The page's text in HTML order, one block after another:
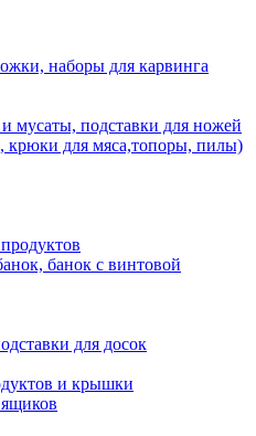
наборы для карвинга
мусаты, подставки для ножей
крюки для мяса,топоры, пилы)
банок с винтовой
для досок
и крышки